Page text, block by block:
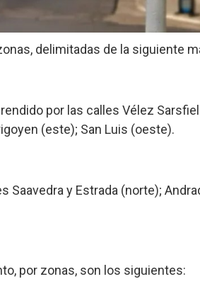
delimitadas de la siguiente
por las calles Vélez
(este); San Luis (oeste).
Saavedra y Estrada (norte);
por zonas, son los siguientes: